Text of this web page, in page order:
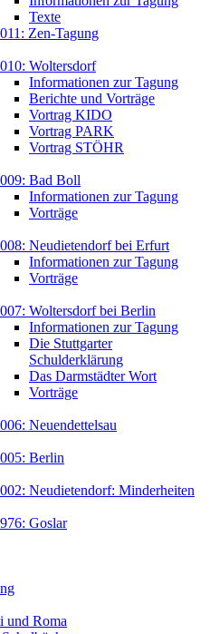
Texte
Zen-Tagung
Woltersdorf
Informationen zur Tagung
Berichte und Vorträge
Vortrag KIDO
Vortrag PARK
Vortrag STÖHR
Bad Boll
Informationen zur Tagung
Vorträge
Neudietendorf bei Erfurt
Informationen zur Tagung
Vorträge
Woltersdorf bei Berlin
Informationen zur Tagung
Die Stuttgarter
Schulderklärung
Das Darmstädter Wort
Vorträge
Neuendettelsau
Berlin
Neudietendorf: Minderheiten
Goslar
und Roma